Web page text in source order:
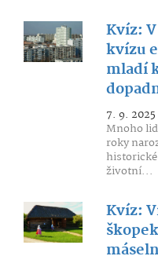
Kvíz:
kvízu
mladí
7. 9. 2025
Mnoho
roky
životní...
Kvíz: